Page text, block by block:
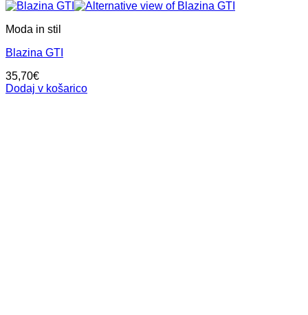
Moda in stil
Blazina GTI
35,70€
Dodaj v košarico